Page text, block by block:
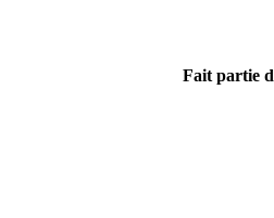
Fait partie